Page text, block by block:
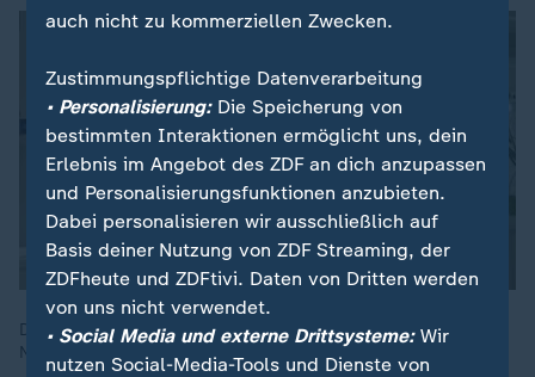
Die Maria-Leo-Grundschule in Berlin-Pankow gehörte zu den
Nominierten für den deutschen Schulpreis 2025.
auch nicht zu kommerziellen Zwecken.
Zustimmungspflichtige Datenverarbeitung
• Personalisierung:Die Speicherung von
bestimmten Interaktionen ermöglicht uns, dein
Erlebnis im Angebot des ZDF an dich anzupassen
und Personalisierungsfunktionen anzubieten.
Dabei personalisieren wir ausschließlich auf
Basis deiner Nutzung von ZDF Streaming, der
ZDFheute und ZDFtivi. Daten von Dritten werden
von uns nicht verwendet.
• Social Media und externe Drittsysteme:Wir
nutzen Social-Media-Tools und Dienste von